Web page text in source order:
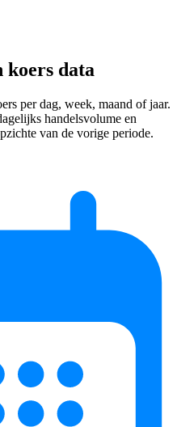
koers data
per dag, week, maand of jaar.
handelsvolume en
van de vorige periode.